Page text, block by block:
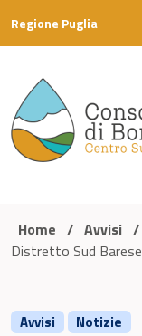
Regione Puglia
Home / Avvisi /
Distretto Sud
Avvisi Notizie